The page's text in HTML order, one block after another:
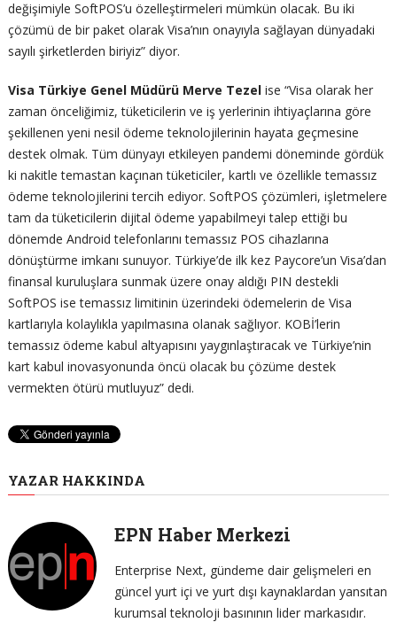
değişimiyle SoftPOS’u özelleştirmeleri mümkün olacak. Bu iki
çözümü de bir paket olarak Visa’nın onayıyla sağlayan dünyadaki
sayılı şirketlerden biriyiz” diyor.
Visa Türkiye Genel Müdürü Merve Tezelise “Visa olarak her
zaman önceliğimiz, tüketicilerin ve iş yerlerinin ihtiyaçlarına göre
şekillenen yeni nesil ödeme teknolojilerinin hayata geçmesine
destek olmak. Tüm dünyayı etkileyen pandemi döneminde gördük
ki nakitle temastan kaçınan tüketiciler, kartlı ve özellikle temassız
ödeme teknolojilerini tercih ediyor. SoftPOS çözümleri, işletmelere
tam da tüketicilerin dijital ödeme yapabilmeyi talep ettiği bu
dönemde Android telefonlarını temassız POS cihazlarına
dönüştürme imkanı sunuyor. Türkiye’de ilk kez Paycore’un Visa’dan
finansal kuruluşlara sunmak üzere onay aldığı PIN destekli
SoftPOS ise temassız limitinin üzerindeki ödemelerin de Visa
kartlarıyla kolaylıkla yapılmasına olanak sağlıyor. KOBİ’lerin
temassız ödeme kabul altyapısını yaygınlaştıracak ve Türkiye’nin
kart kabul inovasyonunda öncü olacak bu çözüme destek
vermekten ötürü mutluyuz” dedi.
YAZAR HAKKINDA
EPN Haber Merkezi
Enterprise Next, gündeme dair gelişmeleri en
güncel yurt içi ve yurt dışı kaynaklardan yansıtan
kurumsal teknoloji basınının lider markasıdır.